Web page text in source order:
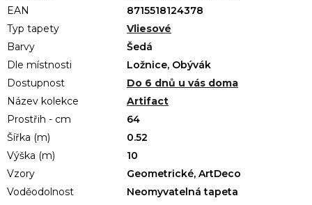
EAN
8715518124378
Typ tapety
Vliesové
Barvy
Šedá
Dle místnosti
Ložnice, Obývák
Dostupnost
Do 6 dnů u vás doma
Název kolekce
Artifact
Prostřih - cm
64
Šířka (m)
0.52
Výška (m)
10
Vzory
Geometrické, ArtDeco
Voděodolnost
Neomyvatelná tapeta